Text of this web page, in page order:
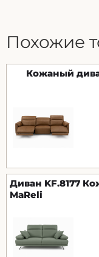
Похожие
Кожаный
Диван KF.8177
MaReli